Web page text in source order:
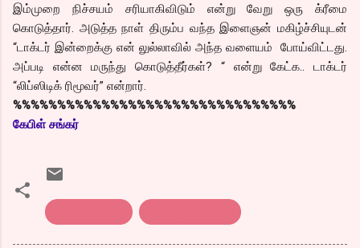
இம்முறை நிச்சயம் சரியாகிவிடும் என்று வேறு ஒரு க்ரீமை
கொடுத்தார். அடுத்த நாள் திரும்ப வந்த இளைஞன் மகிழ்ச்சியுடன்
“டாக்டர் இன்றைக்கு என் லுல்லாவில் அந்த வளையம் போய்விட்டது.
அப்படி என்ன மருந்து கொடுத்தீர்கள்? “ என்று கேட்க.. டாக்டர்
“லிப்ஸிடிக் ரிமூவர்” என்றார்.
%%%%%%%%%%%%%%%%%%%%%%%%%%%%%%%%
கேபிள் சங்கர்